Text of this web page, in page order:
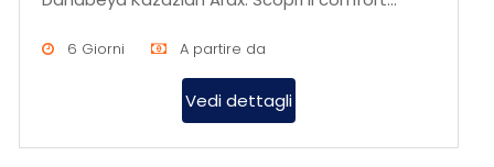
6 Giorni A partire da
Vedi dettagli